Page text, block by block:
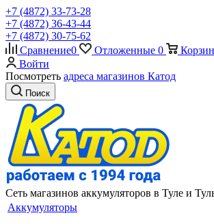
+7 (4872) 33-73-28
+7 (4872) 36-43-44
+7 (4872) 30-75-62
Сравнение0 Отложенные 0
Войти
Посмотреть адреса магазинов Катод
Поиск
Сеть магазинов аккумуляторов в Туле и
Аккумуляторы